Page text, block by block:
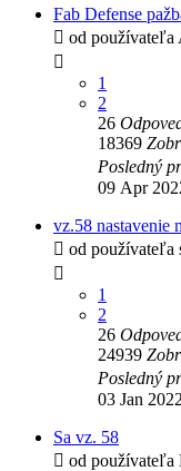
Fab Defense
od používateľa
1
2
26
18369
Posledný
09 Apr
vz.58 nastavenie
od používateľa
1
2
26
24939
Posledný
03 Jan
Sa vz. 58
od používateľa